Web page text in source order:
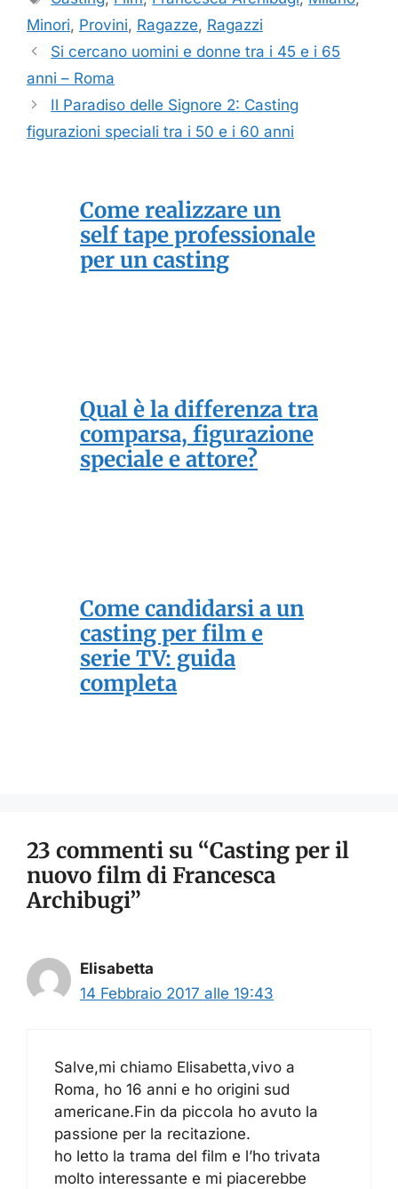
Minori, Provini, Ragazze, Ragazzi
Si cercano uomini e donne tra i 45 e i 65
anni – Roma
Il Paradiso delle Signore 2: Casting
figurazioni speciali tra i 50 e i 60 anni
Come realizzare un
self tape professionale
per un casting
Qual è la differenza tra
comparsa, figurazione
speciale e attore?
Come candidarsi a un
casting per film e
serie TV: guida
completa
23 commenti su “Casting per il
nuovo film di Francesca
Archibugi”
Elisabetta
14 Febbraio 2017 alle 19:43
Salve,mi chiamo Elisabetta,vivo a
Roma, ho 16 anni e ho origini sud
americane.Fin da piccola ho avuto la
passione per la recitazione.
ho letto la trama del film e l’ho trivata
molto interessante e mi piacerebbe